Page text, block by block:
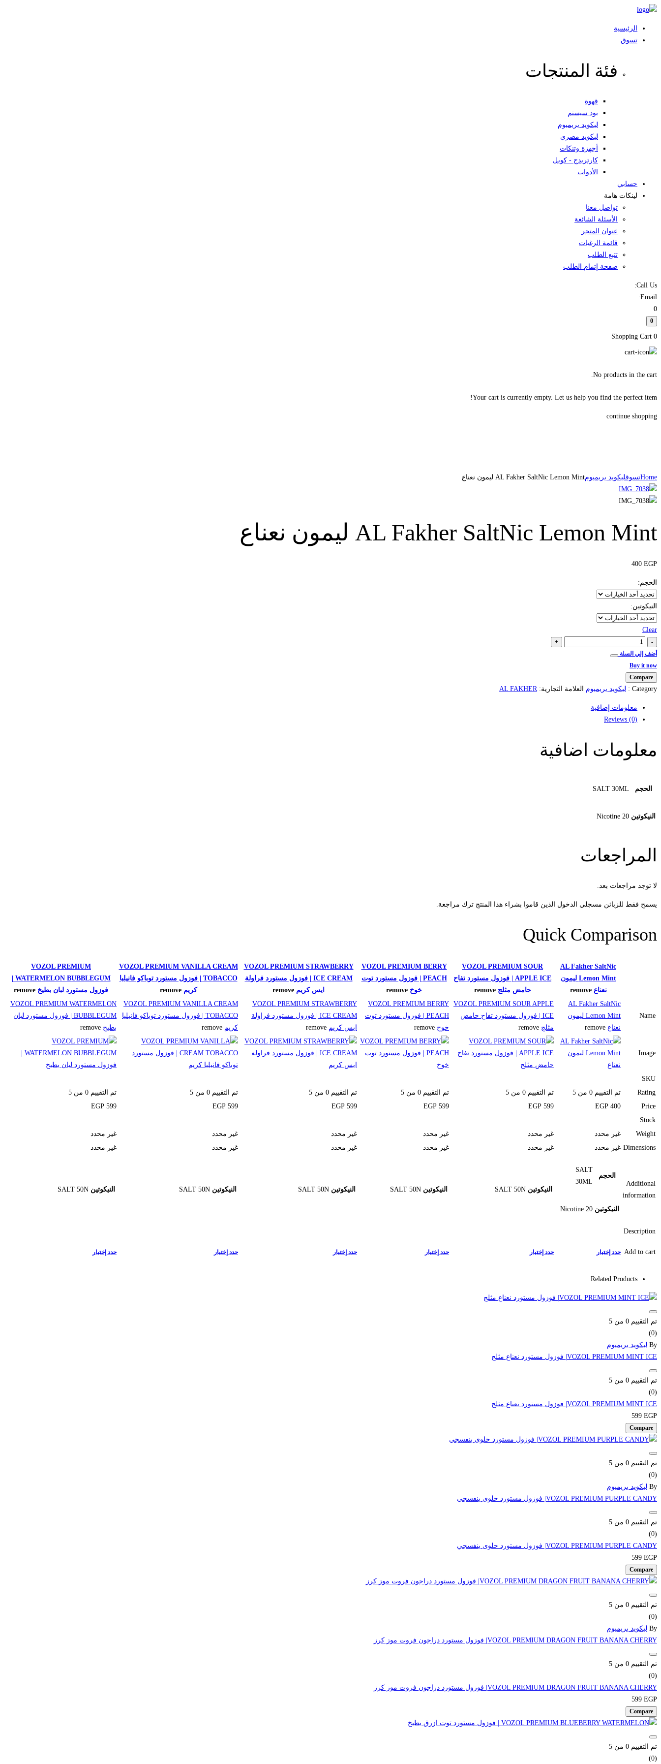
Skip
الرئيسية
تسوق
فئة المنتجات
قهوة
بود سيستم
ليكويد بريميوم
ليكويد مصري
أجهزة وتنكات
كارتريدج - كويل
الأدوات
حسابي
لينكات هامة
تواصل معنا
الأسئلة الشائعة
عنوان المتجر
قائمة الرغبات
تتبع الطلب
صفحة إتمام الطلب
Call Us:
Email:
0
0
0
Shopping Cart
No products in the cart.
Your cart is currently empty. Let us help you find the perfect item!
continue shopping
Homeتسوقليكويد بريميومAL Fakher SaltNic Lemon Mint ليمون نعناع
AL Fakher SaltNic Lemon Mint ليمون نعناع
400 EGP
الحجم:
النيكوتين:
Clear
-
AL
Fakher
SaltNic
Lemon
Mint
نعناع
quantity
+
أضف إلي السلة
Buy it now
Compare
Category : ليكويد بريميوم العلامة التجارية:AL FAKHER
معلومات إضافية
Reviews (0)
معلومات اضافية
الحجم SALT 30ML
النيكوتين 20 Nicotine
المراجعات
لا توجد مراجعات بعد.
يسمح فقط للزبائن مسجلي الدخول الذين قاموا بشراء هذا المنتج ترك مراجعة.
Quick Comparison
AL Fakher SaltNic
Lemon Mint ليمون
نعناع remove
VOZOL PREMIUM SOUR
APPLE ICE | فوزول مستورد تفاح
حامض مثلج remove
VOZOL PREMIUM BERRY
PEACH | فوزول مستورد توت
خوخ remove
VOZOL PREMIUM STRAWBERRY
ICE CREAM | فوزول مستورد فراولة
ايس كريم remove
VOZOL PREMIUM VANILLA CREAM
TOBACCO | فوزول مستورد توباكو فانيليا
كريم remove
VOZOL PREMIUM
فوزول مستورد لبان بطيخ remove
Name
AL Fakher SaltNic
Lemon Mint ليمون
نعناع remove
VOZOL PREMIUM SOUR APPLE
ICE | فوزول مستورد تفاح حامض
مثلج remove
VOZOL PREMIUM BERRY
PEACH | فوزول مستورد توت
خوخ remove
VOZOL PREMIUM STRAWBERRY
ICE CREAM | فوزول مستورد فراولة
ايس كريم remove
VOZOL PREMIUM VANILLA CREAM
TOBACCO | فوزول مستورد توباكو فانيليا
كريم remove
VOZOL PREMIUM WATERMELON
BUBBLEGUM | فوزول مستورد لبان
بطيخ remove
Image
SKU
Rating
تم التقييم 0 من 5 تم التقييم 0 من 5 تم التقييم 0 من 5 تم التقييم 0 من 5 تم التقييم 0 من 5 تم التقييم 0 من 5
Price
400
EGP
599
EGP
599
EGP
599
EGP
599
EGP
599
EGP
Stock
Weight
غير محدد غير محدد غير محدد غير محدد غير محدد
غير محدد
Dimensions غير محدد غير محدد غير محدد غير محدد غير محدد غير محدد
Additional
information
الحجم
SALT
30ML
النيكوتين 20 Nicotine
النيكوتين SALT 50N النيكوتين SALT 50N النيكوتين SALT 50N النيكوتين SALT 50N النيكوتين SALT 50N
Description
Add to cart حدد إختيار حدد إختيار حدد إختيار حدد إختيار حدد إختيار حدد إختيار
Related Products
تم التقييم 0 من 5
(0)
By ليكويد بريميوم
VOZOL PREMIUM MINT ICE| فوزول مستورد نعناع مثلج
تم التقييم 0 من 5
(0)
VOZOL PREMIUM MINT ICE| فوزول مستورد نعناع مثلج
599 EGP
Compare
تم التقييم 0 من 5
(0)
By ليكويد بريميوم
VOZOL PREMIUM PURPLE CANDY| فوزول مستورد حلوى بنفسجي
تم التقييم 0 من 5
(0)
VOZOL PREMIUM PURPLE CANDY| فوزول مستورد حلوى بنفسجي
599 EGP
Compare
تم التقييم 0 من 5
(0)
By ليكويد بريميوم
VOZOL PREMIUM DRAGON FRUIT BANANA CHERRY| فوزول مستورد دراجون فروت موز كرز
تم التقييم 0 من 5
(0)
VOZOL PREMIUM DRAGON FRUIT BANANA CHERRY| فوزول مستورد دراجون فروت موز كرز
599 EGP
Compare
تم التقييم 0 من 5
(0)